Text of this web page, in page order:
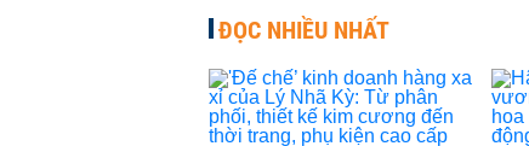
Doanh nghiệp duy nhất sản
đồng nào từ ngân hàng
KINH DOANH - 1 phút trước
ĐỌC NHIỀU NHẤT